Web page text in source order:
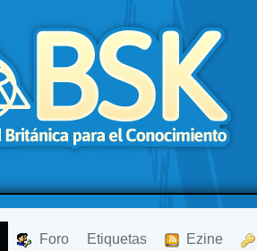
Foro Etiquetas Ezine